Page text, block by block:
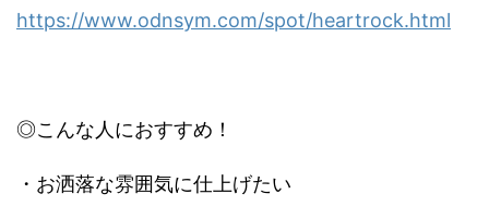
https://www.odnsym.com/spot/heartrock.html
◎こんな人におすすめ！
・お洒落な雰囲気に仕上げたい